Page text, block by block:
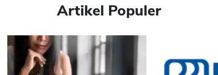
Artikel Populer